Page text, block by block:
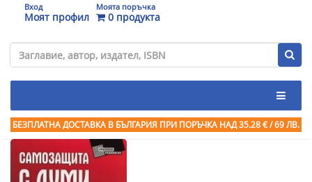
Вход
Моят профил
Моята поръчка
0 продукта
БЕЗПЛАТНА ДОСТАВКА В БЪЛГАРИЯ ПРИ ПОРЪЧКА НАД 35.28 € / 69 ЛВ.